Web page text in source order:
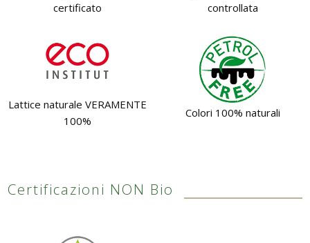
certificato
controllata
Lattice naturale VERAMENTE
100%
Colori 100% naturali
Certificazioni NON Bio
Materassi ad hoc
DISCIPLINE
Scuole / Operatori Shiatsu
App Shiatsu e agopuntura
Outlet